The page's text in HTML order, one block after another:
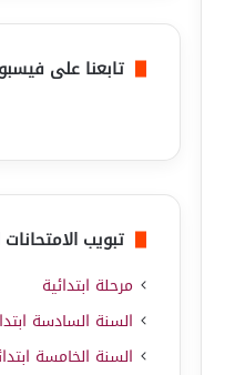
تابعنا على
تبويب
مرحلة ابتدائية
السنة السادسة
السنة الخامسة